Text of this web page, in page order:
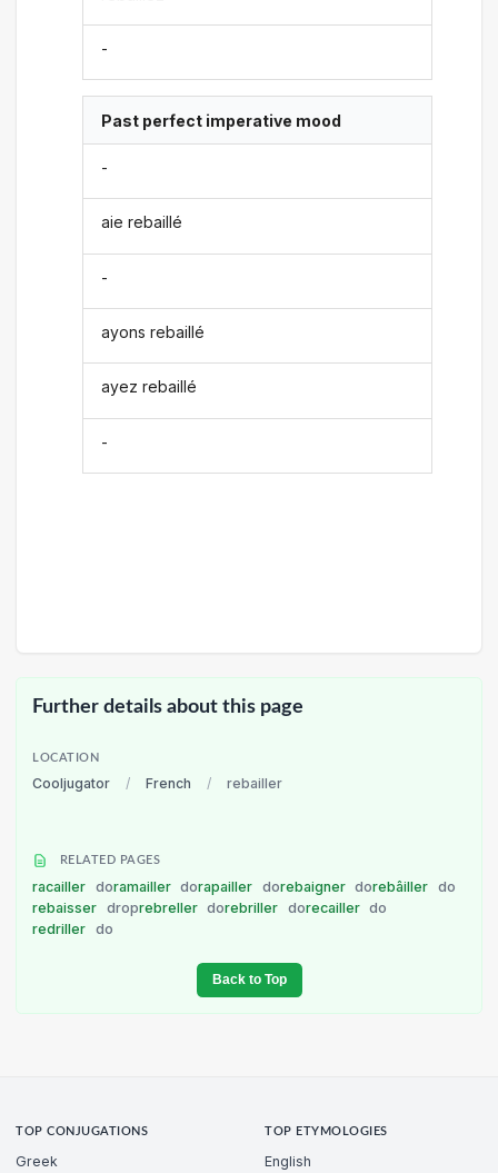
-
Past perfect imperative mood
-
aie rebaillé
-
ayons rebaillé
ayez rebaillé
-
Further details about this page
LOCATION
Cooljugator / French / rebailler
RELATED PAGES
racailler doramailler dorapailler dorebaigner dorebâiller do
rebaisser droprebreller dorebriller dorecailler do
redriller do
Back to Top
TOP CONJUGATIONS
Greek
TOP ETYMOLOGIES
English